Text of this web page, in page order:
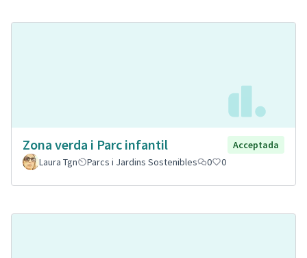
Zona verda i Parc infantil
Acceptada
Laura Tgn
Parcs i Jardins Sostenibles 0 0